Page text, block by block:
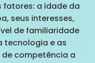
fatores: a idade da
seus interesses,
de familiaridade
tecnologia e as
de competência a